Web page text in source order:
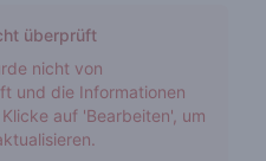
überprüft
nicht von
und die Informationen
auf 'Bearbeiten', um